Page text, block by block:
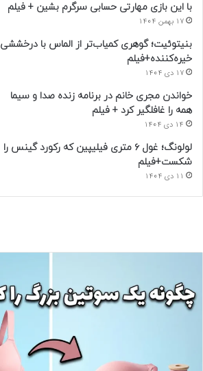
با این بازی مهارتی حسابی سرگرم بشین + فیلم
17 بهمن 1404
بنیتوئیت؛ گوهری کمیاب‌تر از الماس با درخششی
خیره‌کننده+فیلم
17 دی 1404
خواندن مجری خانم در برنامه زنده صدا و سیما
همه را غافلگیر کرد + فیلم
14 دی 1404
لولونگ؛ غول ۶ متری فیلیپین که رکورد گینس را
شکست+فیلم
11 دی 1404